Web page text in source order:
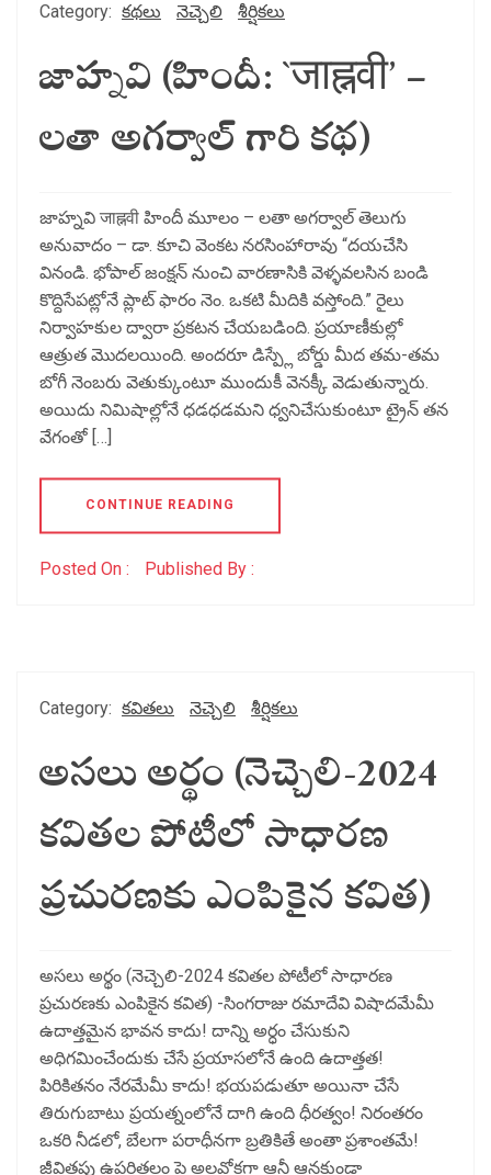
Category: కథలు నెచ్చెలి శీర్షికలు
జాహ్నవి (హిందీ: `जाह्नवी’ –
లతా అగర్వాల్ గారి కథ)
జాహ్నవి जाह्नवी హిందీ మూలం – లతా అగర్వాల్ తెలుగు
అనువాదం – డా. కూచి వెంకట నరసింహారావు “దయచేసి
వినండి. భోపాల్ జంక్షన్ నుంచి వారణాసికి వెళ్ళవలసిన బండి
కొద్దిసేపట్లోనే ప్లాట్ ఫారం నెం. ఒకటి మీదికి వస్తోంది.” రైలు
నిర్వాహకుల ద్వారా ప్రకటన చేయబడింది. ప్రయాణీకుల్లో
ఆత్రుత మొదలయింది. అందరూ డిస్ప్లే బోర్డు మీద తమ-తమ
బోగీ నెంబరు వెతుక్కుంటూ ముందుకీ వెనక్కీ వెడుతున్నారు.
అయిదు నిమిషాల్లోనే ధడధడమని ధ్వనిచేసుకుంటూ ట్రైన్ తన
వేగంతో […]
CONTINUE READING
Posted On : Published By :
Category: కవితలు నెచ్చెలి శీర్షికలు
అసలు అర్థం (నెచ్చెలి-2024
కవితల పోటీలో సాధారణ
ప్రచురణకు ఎంపికైన కవిత)
అసలు అర్థం (నెచ్చెలి-2024 కవితల పోటీలో సాధారణ
ప్రచురణకు ఎంపికైన కవిత) -సింగరాజు రమాదేవి విషాదమేమీ
ఉదాత్తమైన భావన కాదు! దాన్ని అర్ధం చేసుకుని
అధిగమించేందుకు చేసే ప్రయాసలోనే ఉంది ఉదాత్తత!
పిరికితనం నేరమేమీ కాదు! భయపడుతూ అయినా చేసే
తిరుగుబాటు ప్రయత్నంలోనే దాగి ఉంది ధీరత్వం! నిరంతరం
ఒకరి నీడలో, బేలగా పరాధీనగా బ్రతికితే అంతా ప్రశాంతమే!
జీవితపు ఉపరితలం పై అలవోకగా ఆనీ ఆనకుండా